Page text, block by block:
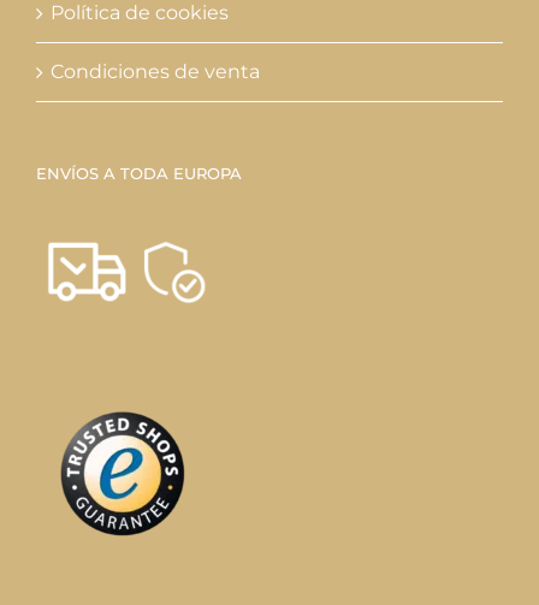
Política de cookies
Condiciones de venta
ENVÍOS A TODA EUROPA